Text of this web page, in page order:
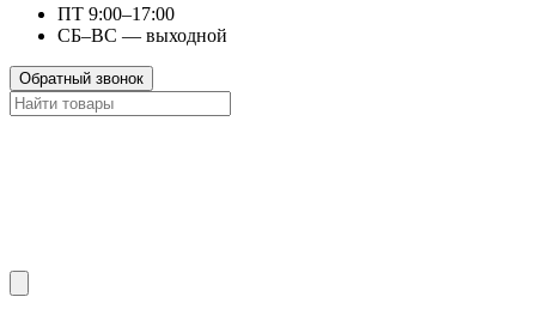
ПТ 9:00–17:00
СБ–ВС — выходной
Обратный звонок